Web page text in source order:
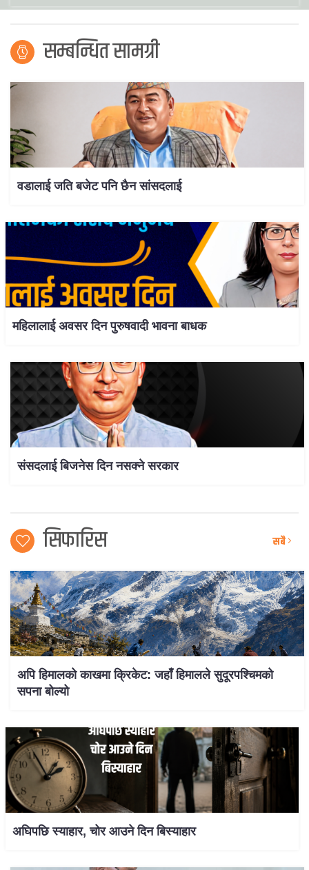
सम्बन्धित सामग्री
वडालाई जति बजेट पनि छैन सांसदलाई
महिलालाई अवसर दिन पुरुषवादी भावना बाधक
संसदलाई बिजनेस दिन नसक्ने सरकार
सिफारिस सबै
अपि हिमालको काखमा क्रिकेट: जहाँ हिमालले सुदूरपश्चिमको
सपना बोल्यो
अघिपछि स्याहार, चोर आउने दिन बिस्याहार